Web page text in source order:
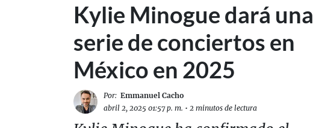
Kylie Minogue dará una
serie de conciertos en
México en 2025
Por: Emmanuel Cacho
abril 2, 2025 01:57 p. m. • 2 minutos de lectura